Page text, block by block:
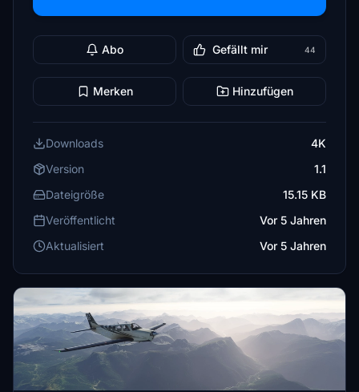
Abo Gefällt mir 44
Merken Hinzufügen
Downloads
4K
Version
1.1
Dateigröße
15.15 KB
Veröffentlicht
Vor 5 Jahren
Aktualisiert
Vor 5 Jahren